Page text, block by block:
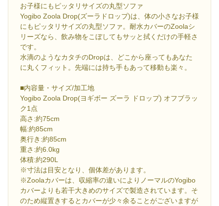
お子様にもピッタリサイズの丸型ソファ
Yogibo Zoola Drop(ズーラドロップ)は、体の小さなお子様
にもピッタリサイズの丸型ソファ。耐水カバーのZoolaシ
リーズなら、飲み物をこぼしてもサッと拭くだけの手軽さ
です。
水滴のようなカタチのDropは、どこから座ってもあなた
に丸くフィット。先端には持ち手もあって移動も楽々。
■内容量・サイズ/加工地
Yogibo Zoola Drop(ヨギボー ズーラ ドロップ) オフブラッ
ク1点
高さ:約75cm
幅:約85cm
奥行き:約85cm
重さ:約6.0kg
体積:約290L
※寸法は目安となり、個体差があります。
※Zoolaカバーは、収縮率の違いによりノーマルのYogibo
カバーよりも若干大きめのサイズで製造されています。そ
のため縦置きするとカバーが少々余ることがございますが